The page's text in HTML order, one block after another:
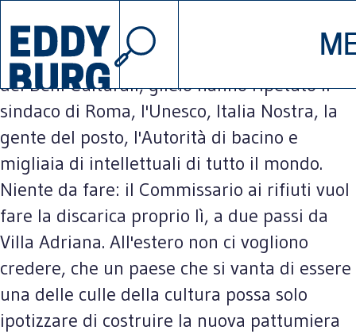
INIZIATIVE CHI
SOSTIENICI
© 2026 EDDYBURG
Gli ha detto «non se ne parla» il ministro
dell'Ambiente, glielo ha ribadito il ministro
dei Beni Culturali, glielo hanno ripetuto il
sindaco di Roma, l'Unesco, Italia Nostra, la
gente del posto, l'Autorità di bacino e
migliaia di intellettuali di tutto il mondo.
Niente da fare: il Commissario ai rifiuti vuol
fare la discarica proprio lì, a due passi da
Villa Adriana. All'estero non ci vogliono
credere, che un paese che si vanta di essere
una delle culle della cultura possa solo
ipotizzare di costruire la nuova pattumiera